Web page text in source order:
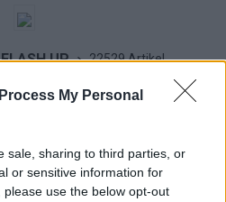
My Personal
sale, sharing to third parties, or
or sensitive information for
use the below opt-out
UP 22529 Artikel
kuratieren unsere Redakteur alles,
Wir sind das Team hinter den
alles für euch, filtern das
bringen’s auf den Punkt.